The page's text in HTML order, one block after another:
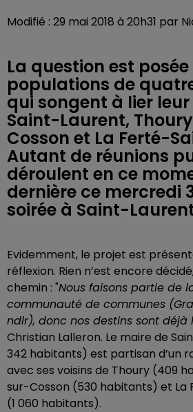
Modifié : 29 mai 2018 à 20h31 par
La question est
populations de
qui songent à lier
Saint-Laurent,
Cosson et La Ferté-
Autant de réunions
déroulent en ce
dernière ce mercredi
soirée à Saint-
Evidemment, le projet est
réflexion. Rien n’est encore
chemin : "Nous faisons partie de
communauté de communes
ndlr), donc nos destins sont déjà
Christian Lalleron. Le maire de
342 habitants) est partisan d’un
avec ses voisins de Thoury (409
sur-Cosson (530 habitants) et
(1 060 habitants).